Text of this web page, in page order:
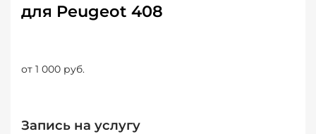
для Peugeot 408
от 1 000 руб.
Запись на услугу